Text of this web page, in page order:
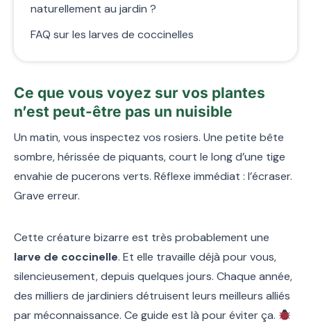
naturellement au jardin ?
FAQ sur les larves de coccinelles
Ce que vous voyez sur vos plantes
n’est peut-être pas un nuisible
Un matin, vous inspectez vos rosiers. Une petite bête
sombre, hérissée de piquants, court le long d’une tige
envahie de pucerons verts. Réflexe immédiat : l’écraser.
Grave erreur.
Cette créature bizarre est très probablement une
larve de coccinelle. Et elle travaille déjà pour vous,
silencieusement, depuis quelques jours. Chaque année,
des milliers de jardiniers détruisent leurs meilleurs alliés
par méconnaissance. Ce guide est là pour éviter ça.